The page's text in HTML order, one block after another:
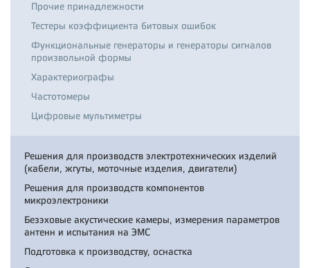
Прочие принадлежности
Тестеры коэффициента битовых ошибок
Функциональные генераторы и генераторы сигналов
произвольной формы
Характериографы
Частотомеры
Цифровые мультиметры
Решения для производств электротехнических изделий
(кабели, жгуты, моточные изделия, двигатели)
Решения для производств компонентов
микроэлектроники
Безэховые акустические камеры, измерения параметров
антенн и испытания на ЭМС
Подготовка к производству, оснастка